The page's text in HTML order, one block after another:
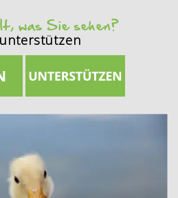
was Sie sehen?